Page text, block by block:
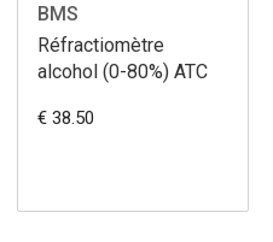
BMS
Réfractiomètre
alcohol (0-80%) ATC
€ 38.50